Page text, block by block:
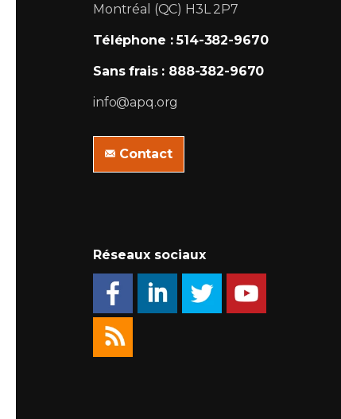
Montréal (QC) H3L 2P7
Téléphone : 514-382-9670
Sans frais : 888-382-9670
info@apq.org
Contact
Réseaux sociaux